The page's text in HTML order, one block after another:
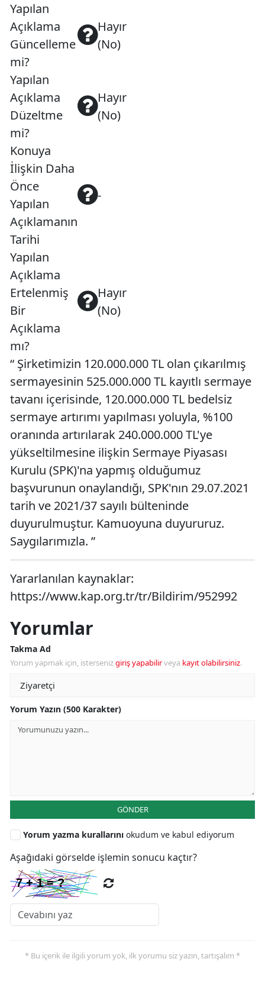
Yapılan
Açıklama
Güncelleme
mi?
Hayır
(No)
Yapılan
Açıklama
Düzeltme
mi?
Hayır
(No)
Konuya
İlişkin Daha
Önce
Yapılan
Açıklamanın
Tarihi
-
Yapılan
Açıklama
Ertelenmiş
Bir
Açıklama
mı?
Hayır
(No)
“ Şirketimizin 120.000.000 TL olan çıkarılmış
sermayesinin 525.000.000 TL kayıtlı sermaye
tavanı içerisinde, 120.000.000 TL bedelsiz
sermaye artırımı yapılması yoluyla, %100
oranında artırılarak 240.000.000 TL'ye
yükseltilmesine ilişkin Sermaye Piyasası
Kurulu (SPK)'na yapmış olduğumuz
başvurunun onaylandığı, SPK'nın 29.07.2021
tarih ve 2021/37 sayılı bülteninde
duyurulmuştur. Kamuoyuna duyururuz.
Saygılarımızla. ”
Yararlanılan kaynaklar:
https://www.kap.org.tr/tr/Bildirim/952992
Yorumlar
Takma Ad
Yorum yapmak için, istersenizgiriş yapabilirveya kayıt olabilirsiniz.
Yorum Yazın (500 Karakter)
GÖNDER
Yorum yazma kurallarını okudum ve kabul ediyorum
Aşağıdaki görselde işlemin sonucu kaçtır?
* Bu içerik ile ilgili yorum yok, ilk yorumu siz yazın, tartışalım *